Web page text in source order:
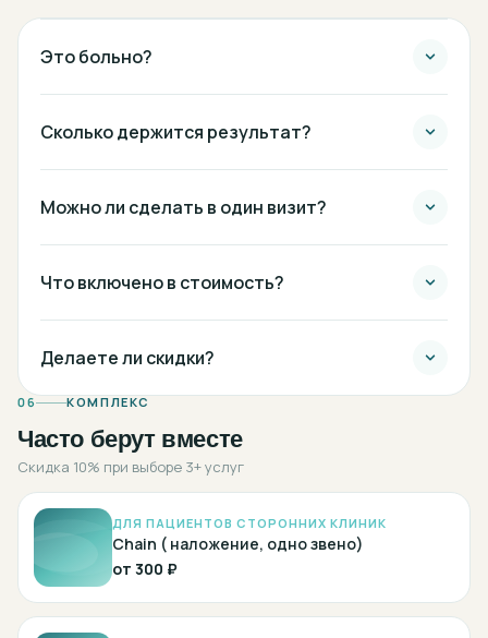
Это больно?
Сколько держится результат?
Можно ли сделать в один визит?
Что включено в стоимость?
Делаете ли скидки?
06 КОМПЛЕКС
Часто берут вместе
Скидка 10% при выборе 3+ услуг
ДЛЯ ПАЦИЕНТОВ СТОРОННИХ КЛИНИК
Chain ( наложение, одно звено)
от 300 ₽